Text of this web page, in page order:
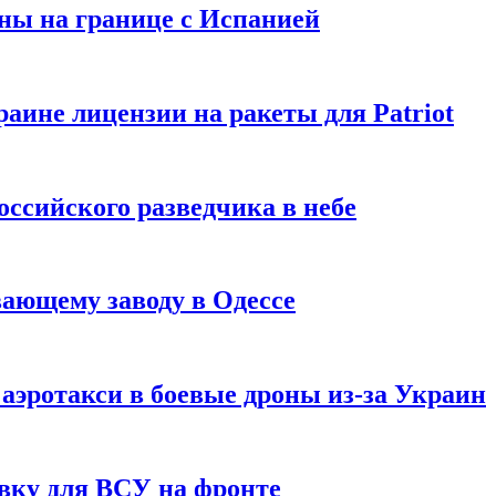
на границе с Испанией
лицензии на ракеты для Patriot
разведчика в небе
заводу в Одессе
в боевые дроны из-за
для ВСУ на фронте